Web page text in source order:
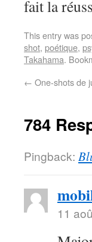
fait la
This entry was
shot, poétique,
Takahama.
← One-shots de
784
Pingback:
11